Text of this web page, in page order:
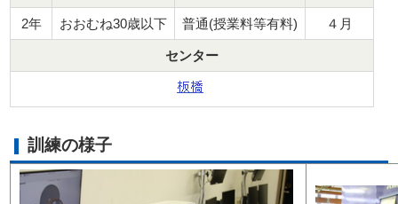
2年 おおむね30歳以下 普通(授業料等有料) ４月
センター
訓練の様子